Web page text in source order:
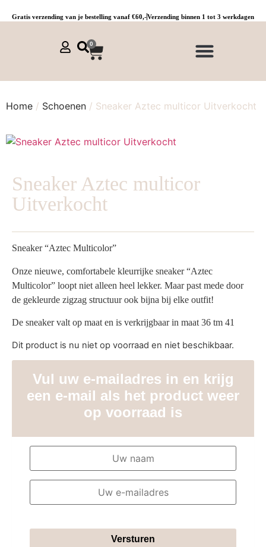
Gratis verzending van je bestelling vanaf €60,-Verzending binnen 1 tot 3 werkdagen
0
Home / Schoenen / Sneaker Aztec multicor Uitverkocht
Sneaker Aztec multicor
Uitverkocht
Sneaker “Aztec Multicolor”
Onze nieuwe, comfortabele kleurrijke sneaker “Aztec
Multicolor” loopt niet alleen heel lekker. Maar past mede door
de gekleurde zigzag structuur ook bijna bij elke outfit!
De sneaker valt op maat en is verkrijgbaar in maat 36 tm 41
Dit product is nu niet op voorraad en niet beschikbaar.
Vul uw e-mailadres in en krijg
een e-mail als het product weer
op voorraad is
Versturen